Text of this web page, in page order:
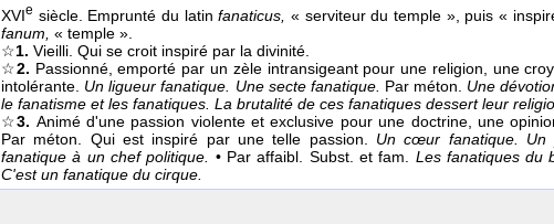
XVIe siècle. Emprunté du latinfanaticus,« serviteur du temple », puis «
fanum, « temple ».
☆1. Vieilli. Qui se croit inspiré par la divinité.
☆2. Passionné, emporté par un zèle intransigeant pour une religion, une
intolérante. Un ligueur fanatique. Une secte fanatique. Par méton. Une
le fanatisme et les fanatiques. La brutalité de ces fanatiques dessert leur
☆3. Animé d'une passion violente et exclusive pour une doctrine, une
Par méton. Qui est inspiré par une telle passion. Un cœur fanatique. Un
fanatique à un chef politique. • Par affaibl. Subst. et fam. Les fanatiques du
C'est un fanatique du cirque.